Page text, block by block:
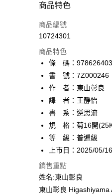
付款方式
信用卡一次付款
AFTEE先享後付
相關說明
AFTEE先享後付是「在收
便利好安心！
１．簡單：不需註冊會員
２．便利：只要手機號碼
３．安心：先確認商品／
１．於結帳方式選擇「
付」結帳頁面，進行簡訊
２．訂單成立數日內，您
３．收到繳費通知簡訊後
／ATM／網路銀行／等多
ATM付款
運送方式
全家取貨付款
每筆NT$80，滿
付款後全家取貨
每筆NT$80，滿
商品特色
商品編號
10724301
商品特色
條 碼：
書 號：7Z000246
作 者：東山彰良
譯 者：王靜怡
書 系：逆思流
規 格：菊16開
等 級：普遍級
上市日：2025/05/16
銷售重點
姓名:東山彰良
東山彰良